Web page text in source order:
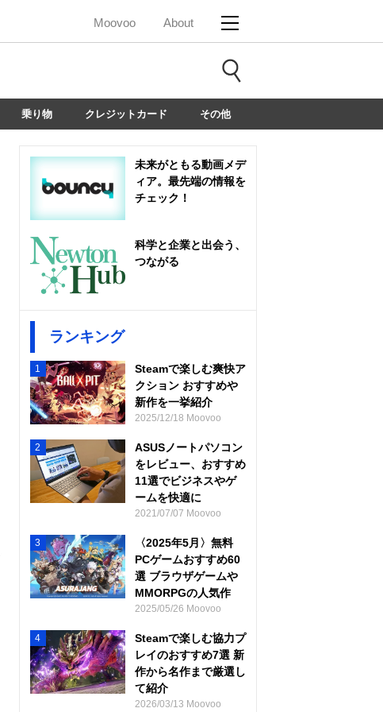
Moovoo About
乗り物 クレジットカード その他
未来がともる動画メデ
ィア。最先端の情報を
チェック！
科学と企業と出会う、
つながる
ランキング
1
Steamで楽しむ爽快ア
クション おすすめや
新作を一挙紹介
2025/12/18 Moovoo
2
ASUSノートパソコン
をレビュー、おすすめ
11選でビジネスやゲ
ームを快適に
2021/07/07 Moovoo
3
〈2025年5月〉無料
PCゲームおすすめ60
選 ブラウザゲームや
MMORPGの人気作
2025/05/26 Moovoo
4
Steamで楽しむ協力プ
レイのおすすめ7選 新
作から名作まで厳選し
て紹介
2026/03/13 Moovoo